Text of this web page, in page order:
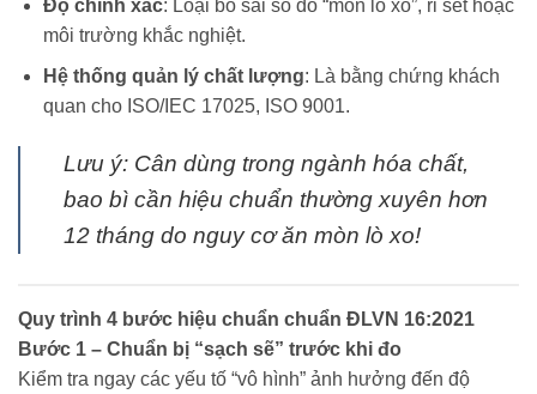
Độ chính xác: Loại bỏ sai số do “mòn lò xo”, rỉ sét hoặc
môi trường khắc nghiệt.
Hệ thống quản lý chất lượng: Là bằng chứng khách
quan cho ISO/IEC 17025, ISO 9001.
Lưu ý: Cân dùng trong ngành hóa chất,
bao bì cần hiệu chuẩn thường xuyên hơn
12 tháng do nguy cơ ăn mòn lò xo!
Quy trình 4 bước hiệu chuẩn chuẩn ĐLVN 16:2021
Bước 1 – Chuẩn bị “sạch sẽ” trước khi đo
Kiểm tra ngay các yếu tố “vô hình” ảnh hưởng đến độ